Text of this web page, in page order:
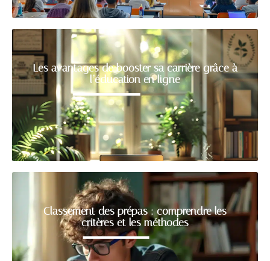
Les avantages de booster sa carrière grâce à
l’éducation en ligne
Classement des prépas : comprendre les
critères et les méthodes